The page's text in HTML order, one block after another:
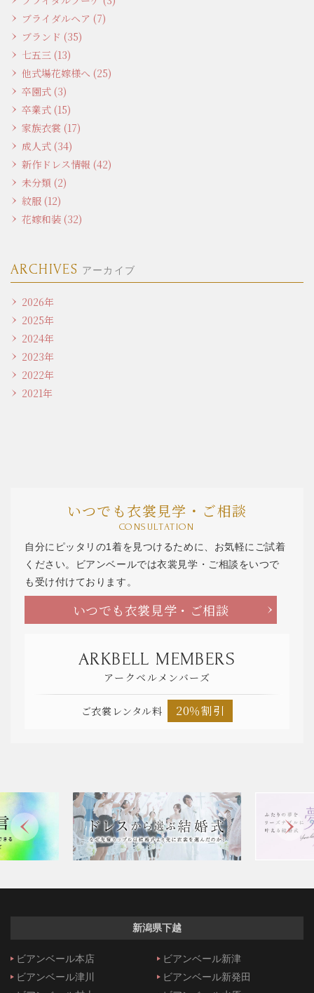
ブライダルヘア (7)
ブランド (35)
七五三 (13)
他式場花嫁様へ (25)
卒園式 (3)
卒業式 (15)
家族衣裳 (17)
成人式 (34)
新作ドレス情報 (42)
未分類 (2)
紋服 (12)
花嫁和装 (32)
ARCHIVES アーカイブ
2026年
2025年
2024年
2023年
2022年
2021年
いつでも衣裳見学・ご相談
CONSULTATION
自分にピッタリの1着を見つけるために、お気軽にご試着
ください。ビアンベールでは衣裳見学・ご相談をいつで
も受け付けております。
いつでも衣裳見学・ご相談
ARKBELL MEMBERS
アークベルメンバーズ
ご衣裳レンタル料 20％割引
新潟県下越
ビアンベール本店
ビアンベール新津
ビアンベール津川
ビアンベール新発田